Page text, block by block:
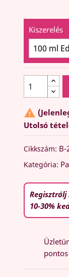
Kiszerelés

Utolsó
Cikkszám: B-
Kategória:
Regisztrálj
10-30%